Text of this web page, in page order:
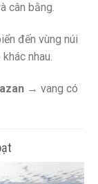
cân bằng.
đến vùng núi
nhau.
→ vang có